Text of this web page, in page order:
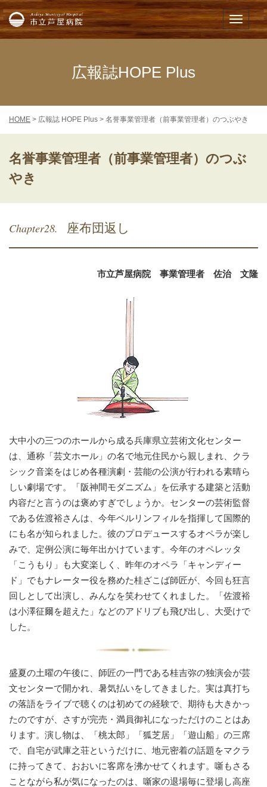
メニュー
市立芦屋病院
広報誌HOPE Plus
HOME > 広報誌 HOPE Plus > 名誉事業管理者（前事業管理者）のつぶやき
名誉事業管理者（前事業管理者）のつぶ
やき
Chapter28. 座布団返し
市立芦屋病院 事業管理者 佐治 文隆
大中小の三つのホールから成る兵庫県立芸術文化センター
は、通称「芸文ホール」の名で地元住民から親しまれ、クラ
シック音楽をはじめ各種演劇・芸能の公演が行われる素晴ら
しい劇場です。「阪神間モダニズム」を伝承する建築と活動
内容だと言うのは褒めすぎでしょうか。センターの芸術監督
である佐渡裕さんは、今年ベルリンフィルを指揮して国際的
にも名が知られました。彼のプロデュースするオペラが楽し
みで、定例公演に毎年出かけています。今年のオペレッタ
「こうもり」も大変楽しく、昨年のオペラ「キャンディー
ド」でもナレーター役を務めた桂ざこば師匠が、今回も狂言
回しとして出演し、みんなを笑わせてくれました。「佐渡裕
は小澤征爾を超えた」などのアドリブも飛び出し、大受けで
した。
盛夏の土曜の午後に、師匠の一門である桂吉弥の独演会が芸
文センターで開かれ、暑気払いをしてきました。実は真打ち
の落語をライブで聴くのは初めての経験で、期待も大きかっ
たのですが、さすが完売・満員御礼になっただけのことはあ
ります。演し物は、「桃太郎」「狐芝居」「遊山船」の三席
で、自宅が武庫之荘というだけに、地元密着の話題をマクラ
に持ってきて、おおいに客席を沸かせてくれます。噺もさる
ことながら私が気になったのは、噺家の退場毎に登場し高座